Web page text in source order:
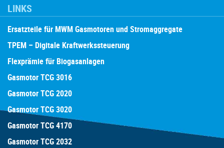
LINKS
Ersatzteile für MWM Gasmotoren und Stromaggregate
TPEM – Digitale Kraftwerkssteuerung
Flexprämie für Biogasanlagen
Gasmotor TCG 3016
Gasmotor TCG 2020
Gasmotor TCG 3020
Gasmotor TCG 4170
Gasmotor TCG 2032